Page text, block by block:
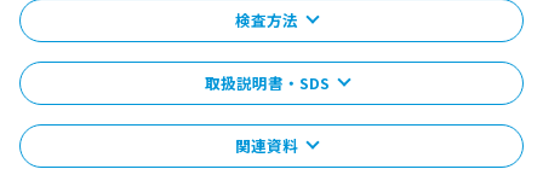
検査方法
取扱説明書・SDS
関連資料